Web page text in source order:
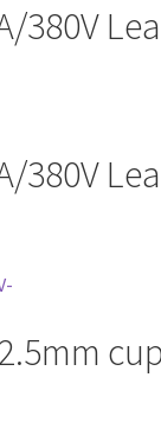
380V
380V